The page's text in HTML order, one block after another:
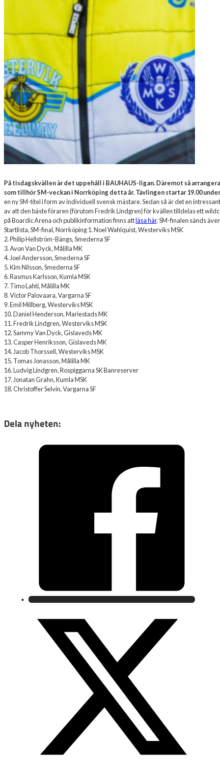
På tisdagskvällen är det uppehåll i BAUHAUS-ligan. Däremot så
som tillhör SM-veckan i Norrköping detta år. Tävlingen startar 19.00
en ny SM-titel i form av individuell svensk mästare. Sedan så är det en
av att den bäste föraren (förutom Fredrik Lindgren) för kvällen tilldelas ett
på Boardic Arena och publikinformation finns attläsa här. SM-finalen sänds
Startlista, SM-final, Norrköping 1. Noel Wahlquist, Westerviks MSK
2. Philip Hellström-Bängs, Smederna SF
3. Avon Van Dyck, Målilla MK
4. Joel Andersson, Smederna SF
5. Kim Nilsson, Smederna SF
6. Rasmus Karlsson, Kumla MSK
7. Timo Lahti, Målilla MK
8. Victor Palovaara, Vargarna SF
9. Emil Millberg, Westerviks MSK
10. Daniel Henderson, Mariestads MK
11. Fredrik Lindgren, Westerviks MSK
12. Sammy Van Dyck, Gislaveds MK
13. Casper Henriksson, Gislaveds MK
14. Jacob Thorssell, Westerviks MSK
15. Tomas Jonasson, Målilla MK
16. Ludvig Lindgren, Rospiggarna SK Banreserver
17. Jonatan Grahn, Kumla MSK
18. Christoffer Selvin, Vargarna SF
Dela nyheten: